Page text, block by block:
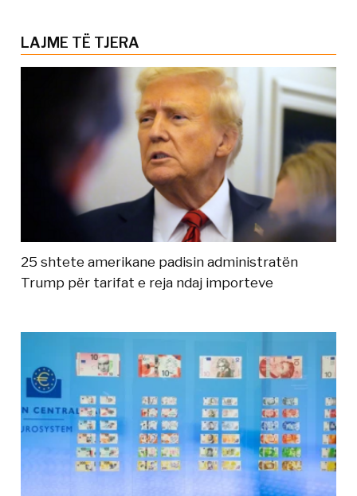
LAJME TË TJERA
25 shtete amerikane padisin administratën
Trump për tarifat e reja ndaj importeve